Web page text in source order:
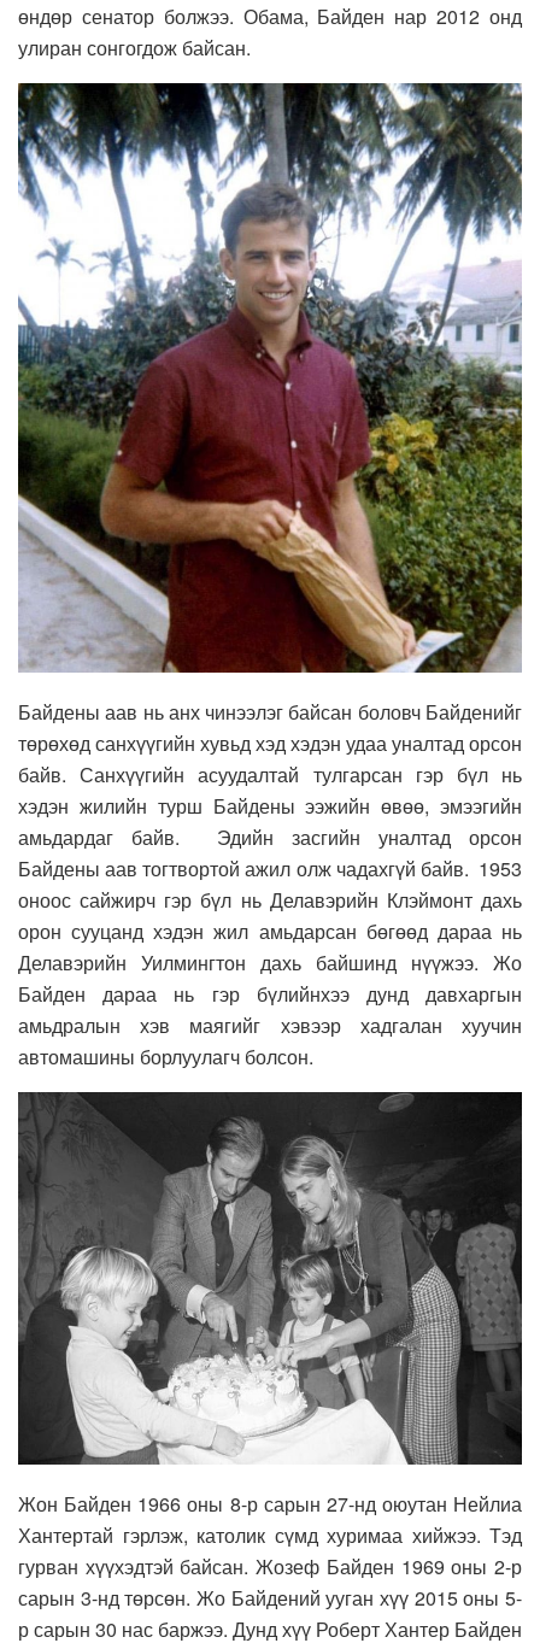
өндөр сенатор болжээ. Обама, Байден нар 2012 онд
улиран сонгогдож байсан.
Байдены аав нь анх чинээлэг байсан боловч Байденийг
төрөхөд санхүүгийн хувьд хэд хэдэн удаа уналтад орсон
байв. Санхүүгийн асуудалтай тулгарсан гэр бүл нь
хэдэн жилийн турш Байдены ээжийн өвөө, эмээгийн
амьдардаг байв. Эдийн засгийн уналтад орсон
Байдены аав тогтвортой ажил олж чадахгүй байв. 1953
оноос сайжирч гэр бүл нь Делавэрийн Клэймонт дахь
орон сууцанд хэдэн жил амьдарсан бөгөөд дараа нь
Делавэрийн Уилмингтон дахь байшинд нүүжээ. Жо
Байден дараа нь гэр бүлийнхээ дунд давхаргын
амьдралын хэв маягийг хэвээр хадгалан хуучин
автомашины борлуулагч болсон.
Жон Байден 1966 оны 8-р сарын 27-нд оюутан Нейлиа
Хантертай гэрлэж, католик сүмд хуримаа хийжээ. Тэд
гурван хүүхэдтэй байсан. Жозеф Байден 1969 оны 2-р
сарын 3-нд төрсөн. Жо Байдений ууган хүү 2015 оны 5-
р сарын 30 нас баржээ. Дунд хүү Роберт Хантер Байден